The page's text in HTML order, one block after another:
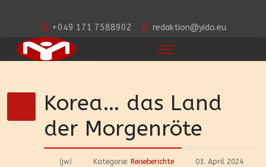
+049 171 7588902 redaktion@yido.eu
Korea… das Land
der Morgenröte
(jw) Kategorie: Reiseberichte 03. April 2024